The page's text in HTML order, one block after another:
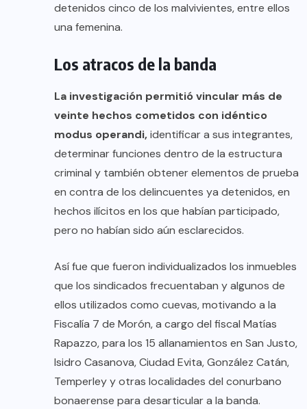
detenidos cinco de los malvivientes, entre ellos
una femenina.
Los atracos de la banda
La investigación permitió vincular más de
veinte hechos cometidos con idéntico
modus operandi,identificar a sus integrantes,
determinar funciones dentro de la estructura
criminal y también obtener elementos de prueba
en contra de los delincuentes ya detenidos, en
hechos ilícitos en los que habían participado,
pero no habían sido aún esclarecidos.
Así fue que fueron individualizados los inmuebles
que los sindicados frecuentaban y algunos de
ellos utilizados como cuevas, motivando a la
Fiscalía 7 de Morón, a cargo del fiscal Matías
Rapazzo, para los 15 allanamientos en San Justo,
Isidro Casanova, Ciudad Evita, González Catán,
Temperley y otras localidades del conurbano
bonaerense para desarticular a la banda.